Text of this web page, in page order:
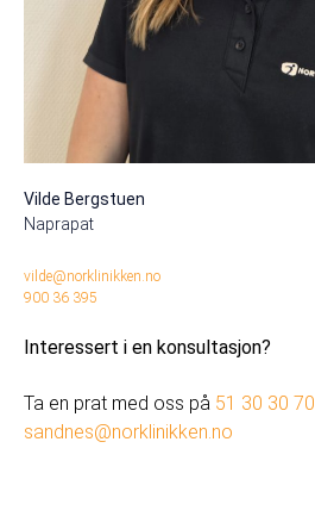
Vilde Bergstuen
Naprapat
vilde@norklinikken.no
900 36 395
Interessert i en konsultasjon?
Ta en prat med oss på 51 30 30 70
sandnes@norklinikken.no